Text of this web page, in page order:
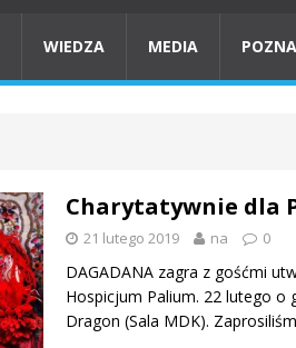
WIEDZA MEDIA
Charytatywnie dla
21 lutego 2019 na 0
DAGADANA zagra z gośćmi
Hospicjum Palium. 22 lutego o
Dragon (Sala MDK).